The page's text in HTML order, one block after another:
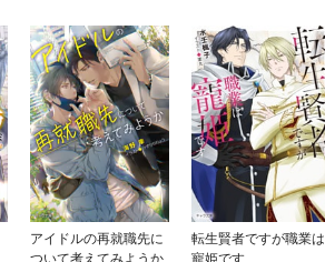
アイドルの再就職先に
ついて考えてみようか
転生賢者ですが職業は
寵姫です